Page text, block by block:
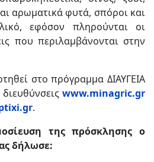
αρωματικά φυτά, σπόροι και
εφόσον πληρούνται οι
που περιλαμβάνονται στην
στο πρόγραμμα ΔΙΑΥΓΕΙΑ
www.minagric.gr
.
της πρόσκλησης ο
δήλωσε: